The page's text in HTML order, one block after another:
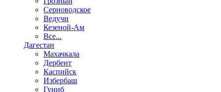
Серноводское
Ведучи
Кезеной-Ам
Все...
Дагестан
Махачкала
Дербент
Каспийск
Избербаш
Гуниб